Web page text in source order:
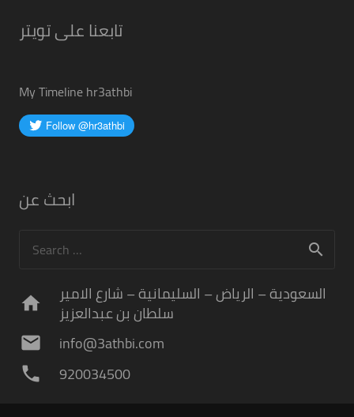
تابعنا على تويتر
My Timeline hr3athbi
ابحث عن
for:
home السعودية – الرياض – السليمانية – شارع الامير
سلطان بن عبدالعزيز
mail info@3athbi.com
phone 920034500